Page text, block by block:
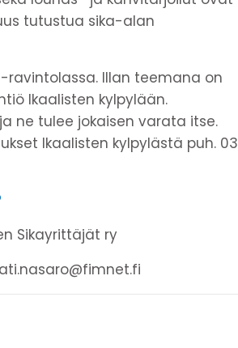
tutustua sika-alan
ravintolassa. Illan teemana on
Ikaalisten kylpylään.
ne tulee jokaisen varata itse.
Ikaalisten kylpylästä puh. 03
Sikayrittäjät ry